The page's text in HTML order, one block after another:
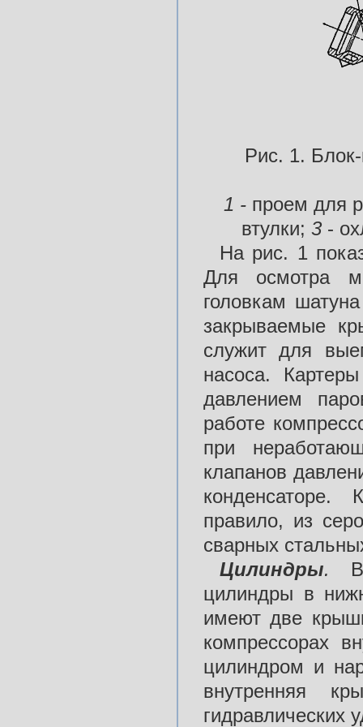
Рис. 1.
1 - проем для
втулки; 3 -
На рис. 1
Для осмотра
головкам
закрываемые
служит для
насоса.
давлением
работе
при
клапанов
конденсаторе.
правило, из
сварных
Цилиндры.
цилиндры в
имеют две
компрессорах
цилиндром и
внутренняя
гидравлических